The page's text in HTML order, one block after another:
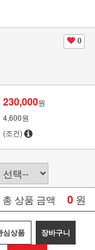
0
230,000원
4,600원
(조건)
총 상품 금액 0 원
심상품 장바구니